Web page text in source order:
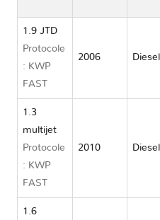
1.9 JTD
Protocole
: KWP
FAST
2006 Diesel
1.3
multijet
Protocole
: KWP
FAST
2010 Diesel
1.6